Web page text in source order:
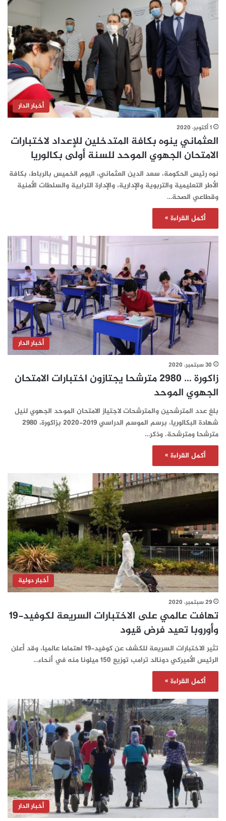
أخبار الدار
1 أكتوبر، 2020
العثماني ينوه بكافة المتدخلين للإعداد لاختبارات
الامتحان الجهوي الموحد للسنة أولى بكالوريا
نوه رئيس الحكومة، سعد الدين العثماني، اليوم الخميس بالرباط، بكافة
الأطر التعليمية والتربوية والإدارية، والإدارة الترابية والسلطات الأمنية
وقطاعي الصحة…
أكمل القراءة »
أخبار الدار
30 سبتمبر، 2020
زاكورة … 2980 مترشحا يجتازون اختبارات الامتحان
الجهوي الموحد
بلغ عدد المترشحين والمترشحات لاجتياز الامتحان الموحد الجهوي لنيل
شهادة البكالوريا، برسم الموسم الدراسي 2019-2020 بزاكورة، 2980
مترشحا ومترشحة. وذكر…
أكمل القراءة »
أخبار دولية
29 سبتمبر، 2020
تهافت عالمي على الاختبارات السريعة لكوفيد-19
وأوروبا تعيد فرض قيود
تثير الاختبارات السريعة للكشف عن كوفيد-19 اهتماما عالميا، وقد أعلن
الرئيس الأميركي دونالد ترامب توزيع 150 ميلونا منه في أنحاء…
أكمل القراءة »
أخبار الدار